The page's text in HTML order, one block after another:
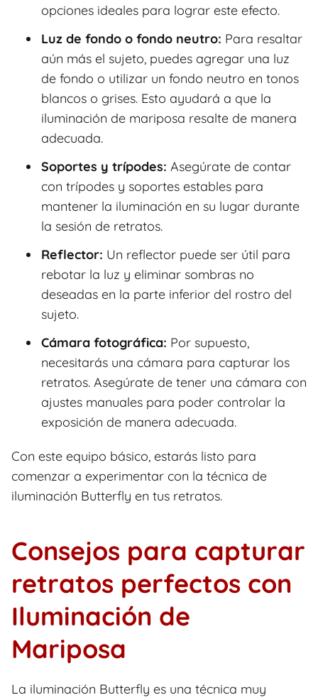
opciones ideales para lograr este efecto.
Luz de fondo o fondo neutro: Para resaltar
aún más el sujeto, puedes agregar una luz
de fondo o utilizar un fondo neutro en tonos
blancos o grises. Esto ayudará a que la
iluminación de mariposa resalte de manera
adecuada.
Soportes y trípodes: Asegúrate de contar
con trípodes y soportes estables para
mantener la iluminación en su lugar durante
la sesión de retratos.
Reflector: Un reflector puede ser útil para
rebotar la luz y eliminar sombras no
deseadas en la parte inferior del rostro del
sujeto.
Cámara fotográfica: Por supuesto,
necesitarás una cámara para capturar los
retratos. Asegúrate de tener una cámara con
ajustes manuales para poder controlar la
exposición de manera adecuada.
Con este equipo básico, estarás listo para
comenzar a experimentar con la técnica de
iluminación Butterfly en tus retratos.
Consejos para capturar
retratos perfectos con
Iluminación de
Mariposa
La iluminación Butterfly es una técnica muy